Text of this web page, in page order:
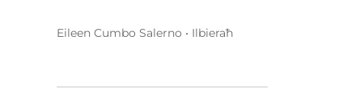
Eileen Cumbo Salerno • Ilbieraħ